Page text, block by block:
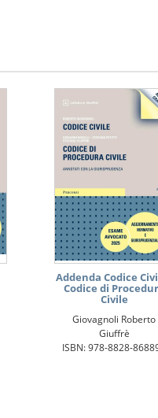
Addenda Codice
Codice di
Civile
Giovagnoli Roberto
Giuffrè
ISBN: 978-8828-